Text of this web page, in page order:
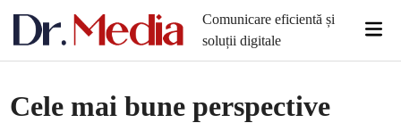
Comunicare eficientă și
soluții digitale
Cele mai bune perspective